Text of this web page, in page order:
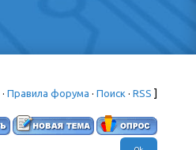
· Правила форума · Поиск · RSS ]